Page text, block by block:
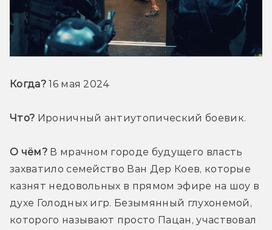
Когда? 16 мая 2024
Что? Ироничный антиутопический боевик.
О чём? В мрачном городе будущего власть
захватило семейство Ван Дер Коев, которые
казнят недовольных в прямом эфире на шоу в
духе Голодных игр. Безымянный глухонемой,
которого называют просто Пацан, участвовал